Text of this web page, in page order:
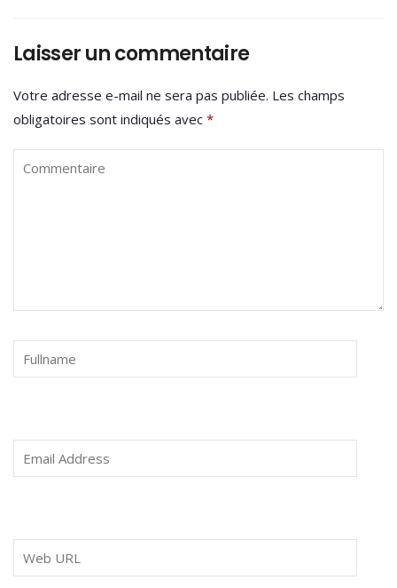
Laisser un commentaire
Votre adresse e-mail ne sera pas publiée. Les champs
obligatoires sont indiqués avec *